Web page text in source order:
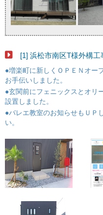
[1] 浜松市南区T様外構工
●増楽町に新しくＯＰＥＮオー
お手伝いしました。
●玄関前にフェニックスとオリ
設置しました。
●バレエ教室のお知らせもＵＰ
い。